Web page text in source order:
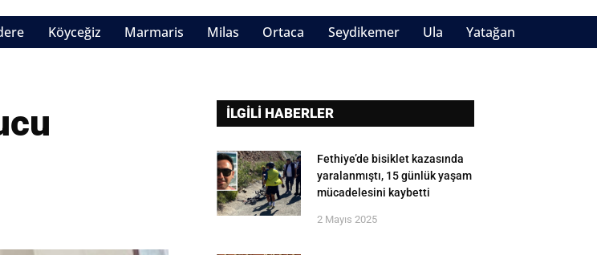
Köyceğiz Marmaris Milas Ortaca Seydikemer Ula Yatağan
İLGİLİ HABERLER
Fethiye’de bisiklet kazasında
yaralanmıştı, 15 günlük yaşam
mücadelesini kaybetti
2 Mayıs 2025